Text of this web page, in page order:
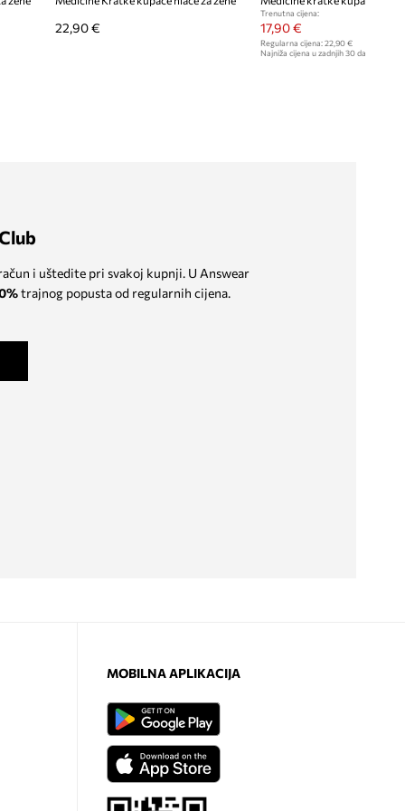
22,90 €
Trenutna cijena:
17,90 €
Regularna cijena: 22,90 €
Najniža cijena u zadnjih 30 dana prije
i uštedite pri svakoj kupnji. U Answear
trajnog popusta od regularnih cijena.
MOBILNA APLIKACIJA